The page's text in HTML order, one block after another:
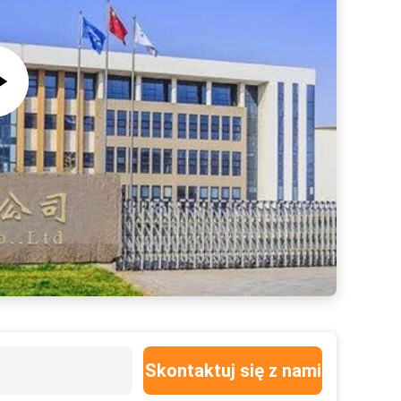
Skontaktuj się z nami